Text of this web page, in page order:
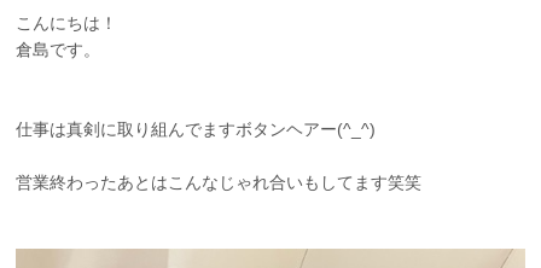
こんにちは！
倉島です。
仕事は真剣に取り組んでますボタンヘアー(^_^)
営業終わったあとはこんなじゃれ合いもしてます笑笑